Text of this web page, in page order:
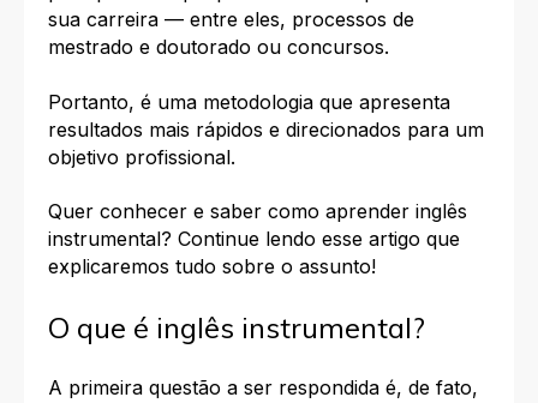
sua carreira — entre eles, processos de
mestrado e doutorado ou concursos.
Portanto, é uma metodologia que apresenta
resultados mais rápidos e direcionados para um
objetivo profissional.
Quer conhecer e saber como aprender inglês
instrumental? Continue lendo esse artigo que
explicaremos tudo sobre o assunto!
O que é inglês instrumental?
A primeira questão a ser respondida é, de fato,